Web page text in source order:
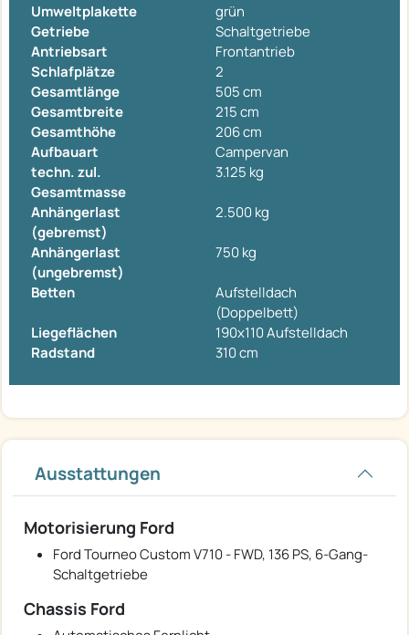
Umweltplakette
grün
Getriebe
Schaltgetriebe
Antriebsart
Frontantrieb
Schlafplätze
2
Gesamtlänge
505 cm
Gesamtbreite
215 cm
Gesamthöhe
206 cm
Aufbauart
Campervan
techn. zul.
Gesamtmasse
3.125 kg
Anhängerlast
(gebremst)
2.500 kg
Anhängerlast
(ungebremst)
750 kg
Betten
Aufstelldach
(Doppelbett)
Liegeflächen
190x110 Aufstelldach
Radstand
310 cm
Ausstattungen
Motorisierung Ford
Ford Tourneo Custom V710 - FWD, 136 PS, 6-Gang-
Schaltgetriebe
Chassis Ford